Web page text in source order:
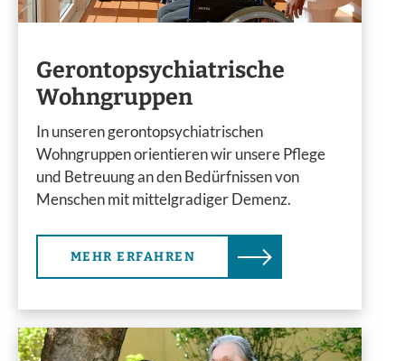
Gerontopsychiatrische
Wohngruppen
In unseren gerontopsychiatrischen
Wohngruppen orientieren wir unsere Pflege
und Betreuung an den Bedürfnissen von
Menschen mit mittelgradiger Demenz.
MEHR ERFAHREN